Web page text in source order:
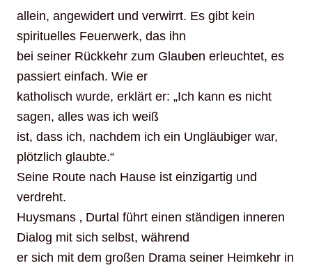
allein, angewidert und verwirrt. Es gibt kein
spirituelles Feuerwerk, das ihn
bei seiner Rückkehr zum Glauben erleuchtet, es
passiert einfach. Wie er
katholisch wurde, erklärt er: „Ich kann es nicht
sagen, alles was ich weiß
ist, dass ich, nachdem ich ein Ungläubiger war,
plötzlich glaubte.“
Seine Route nach Hause ist einzigartig und
verdreht.
Huysmans ‚ Durtal führt einen ständigen inneren
Dialog mit sich selbst, während
er sich mit dem großen Drama seiner Heimkehr in